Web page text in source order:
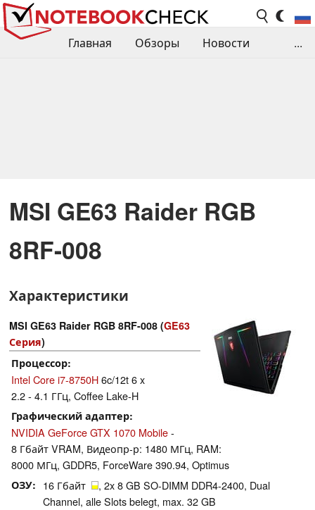
Главная Обзоры
Новости
...
MSI GE63 Raider RGB
8RF-008
Характеристики
MSI GE63 Raider RGB 8RF-008 (GE63
Серия)
Процессор
Intel Core i7-8750H6c/12t 6 x
2.2 - 4.1 ГГц, Coffee Lake-H
Графический адаптер
NVIDIA GeForce GTX 1070 Mobile-
8 Гбайт VRAM, Видеопр-р: 1480 МГц, RAM:
8000 МГц, GDDR5, ForceWare 390.94, Optimus
ОЗУ 16 Гбайт
, 2x 8 GB SO-DIMM DDR4-2400, Dual
Channel, alle Slots belegt, max. 32 GB